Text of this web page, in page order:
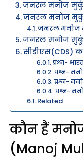
जनरल मनोज
जनरल मनोज
जनरल मनोज
जनरल मनोज
सीडीएस(CDS)
प्रश्न-
प्रश्न-
प्रश्न-
प्रश्न-
Related
कौन हैं
(Manoj